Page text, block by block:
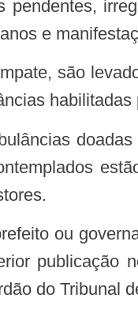
pendentes,
e
publicação
do Tribunal